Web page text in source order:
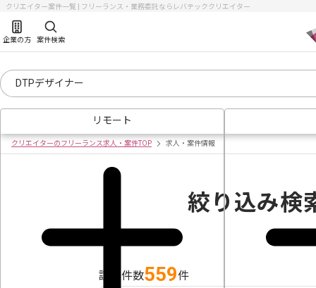
クリエイター案件一覧 | フリーランス・業務委託ならレバテッククリエイター
企業の方 案件検索
リモート
クリエイターのフリーランス求人・案件TOP 求人・案件情報
絞り込み検
該当件数559件